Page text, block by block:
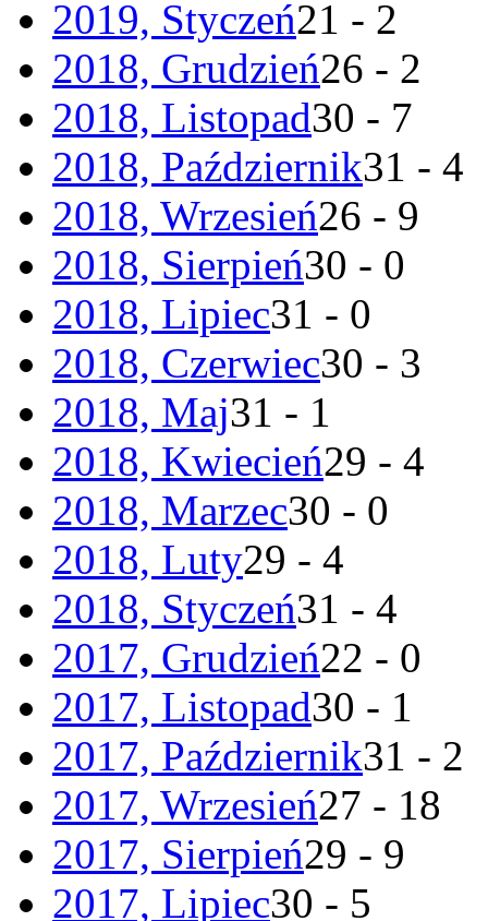
2019, Styczeń21 - 2
2018, Grudzień26 - 2
2018, Listopad30 - 7
2018, Październik31 - 4
2018, Wrzesień26 - 9
2018, Sierpień30 - 0
2018, Lipiec31 - 0
2018, Czerwiec30 - 3
2018, Maj31 - 1
2018, Kwiecień29 - 4
2018, Marzec30 - 0
2018, Luty29 - 4
2018, Styczeń31 - 4
2017, Grudzień22 - 0
2017, Listopad30 - 1
2017, Październik31 - 2
2017, Wrzesień27 - 18
2017, Sierpień29 - 9
2017, Lipiec30 - 5